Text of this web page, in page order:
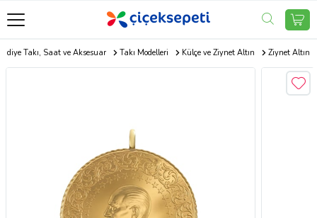
Takı, Saat ve Aksesuar Takı Modelleri Külçe ve Ziynet Altın Ziynet Altın